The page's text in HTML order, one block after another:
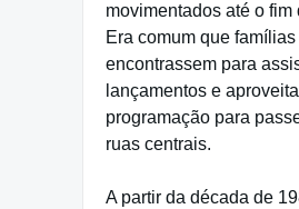
movimentados até o fim
Era comum que
encontrassem para
lançamentos e
programação para
ruas centrais.
A partir da década de